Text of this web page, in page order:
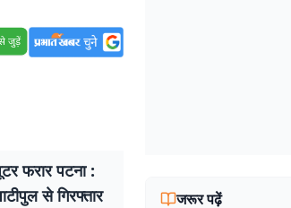
फरार पटना :
से गिरफ्तार
जरूर पढ़ें